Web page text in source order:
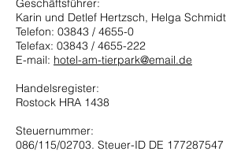
Geschäftsführer:
Karin und Detlef Hertzsch, Helga Schmidt
Telefon: 03843 / 4655-0
Telefax: 03843 / 4655-222
E-mail: hotel-am-tierpark@email.de
Handelsregister:
Rostock HRA 1438
Steuernummer:
086/115/02703. Steuer-ID DE 177287547